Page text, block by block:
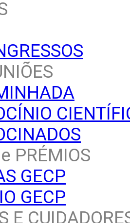
PRÉMIOS
GECP
GECP
E